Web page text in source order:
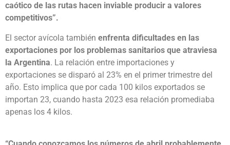
caótico de las rutas hacen inviable producir a valores
competitivos”.
El sector avícola también enfrenta dificultades en las
exportaciones por los problemas sanitarios que atraviesa
la Argentina. La relación entre importaciones y
exportaciones se disparó al 23% en el primer trimestre del
año. Esto implica que por cada 100 kilos exportados se
importan 23, cuando hasta 2023 esa relación promediaba
apenas los 4 kilos.